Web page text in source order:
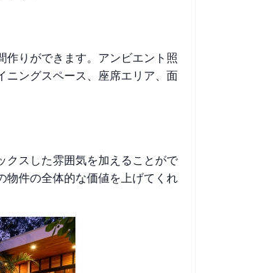
作りができます。アンビエント照
ニングスペース、座席エリア、面
クスした雰囲気を加えることがで
物件の全体的な価値を上げてくれ